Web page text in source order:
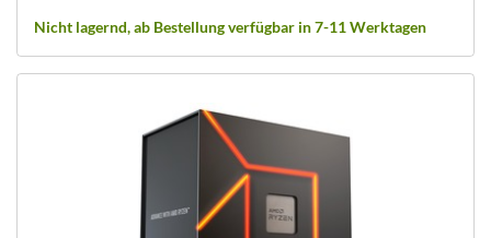
Nicht lagernd, ab Bestellung verfügbar in 7-11 Werktagen